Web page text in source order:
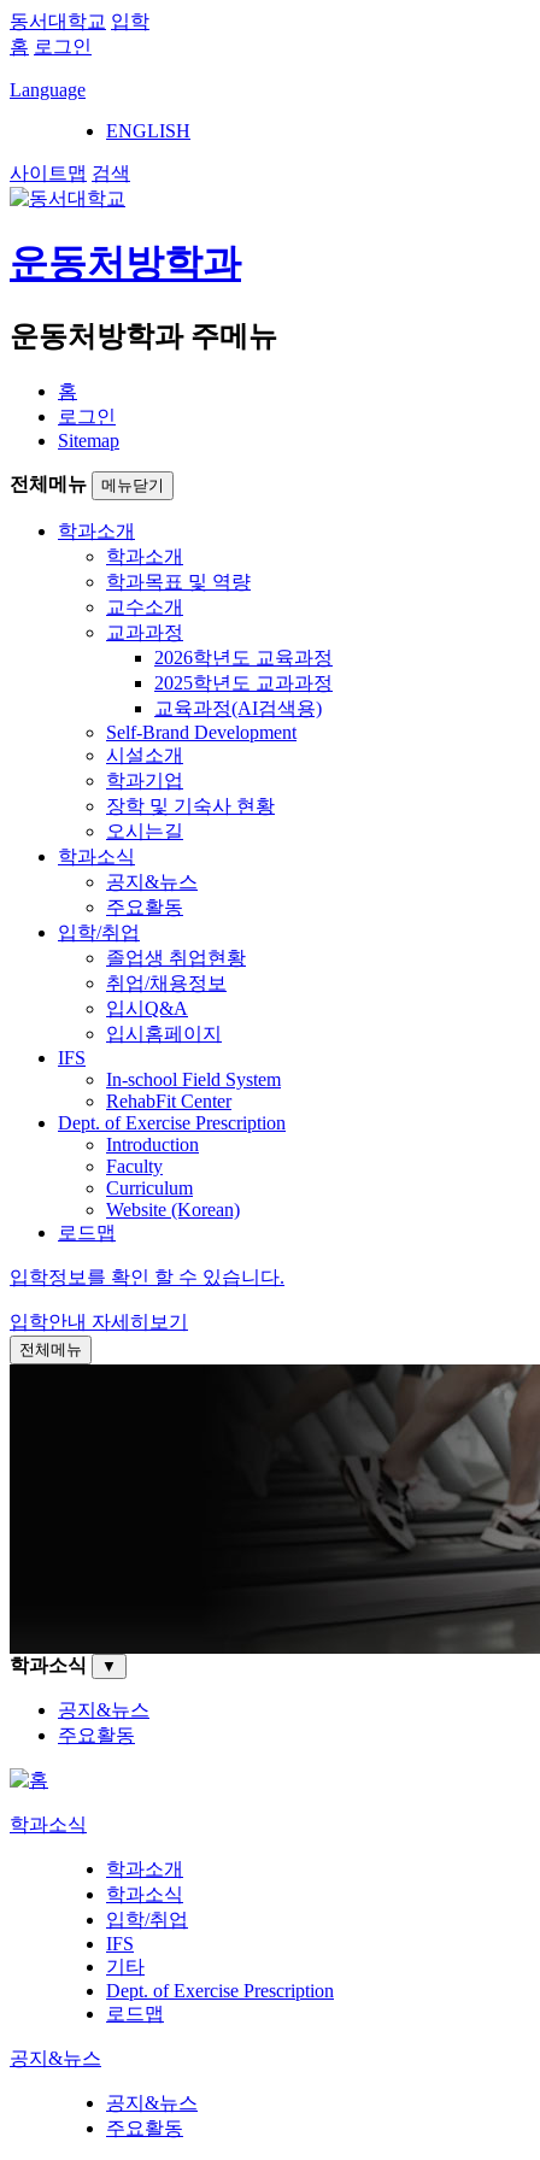
동서대학교 입학
홈 로그인
Language
ENGLISH
사이트맵 검색
운동처방학과
운동처방학과 주메뉴
홈
로그인
Sitemap
전체메뉴 메뉴닫기
학과소개
학과소개
학과목표 및 역량
교수소개
교과과정
2026학년도 교육과정
2025학년도 교과과정
교육과정(AI검색용)
Self-Brand Development
시설소개
학과기업
장학 및 기숙사 현황
오시는길
학과소식
공지&뉴스
주요활동
입학/취업
졸업생 취업현황
취업/채용정보
입시Q&A
입시홈페이지
IFS
In-school Field System
RehabFit Center
Dept. of Exercise Prescription
Introduction
Faculty
Curriculum
Website (Korean)
로드맵
입학정보를 확인 할 수 있습니다.
입학안내 자세히보기
전체메뉴
학과소식 ▼
공지&뉴스
주요활동
학과소식
학과소개
학과소식
입학/취업
IFS
기타
Dept. of Exercise Prescription
로드맵
공지&뉴스
공지&뉴스
주요활동